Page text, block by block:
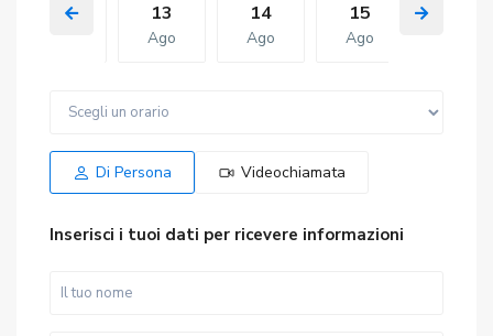
12 13
Ago
14
Ago
15
Ago
Ven Sab
Ago
Di Persona Videochiamata
Inserisci i tuoi dati per ricevere informazioni